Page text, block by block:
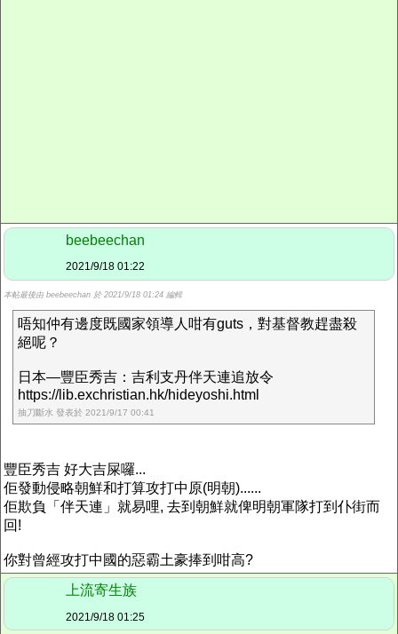
beebeechan
2021/9/18 01:22
本帖最後由 beebeechan 於 2021/9/18 01:24 編輯
唔知仲有邊度既國家領導人咁有guts，對基督教趕盡殺
絕呢？
日本—豐臣秀吉：吉利支丹伴天連追放令
https://lib.exchristian.hk/hideyoshi.html
抽刀斷水 發表於 2021/9/17 00:41
豐臣秀吉 好大吉屎囉...
佢發動侵略朝鮮和打算攻打中原(明朝)......
佢欺負「伴天連」就易哩, 去到朝鮮就俾明朝軍隊打到仆街而
回!
你對曾經攻打中國的惡霸土豪捧到咁高?
上流寄生族
2021/9/18 01:25